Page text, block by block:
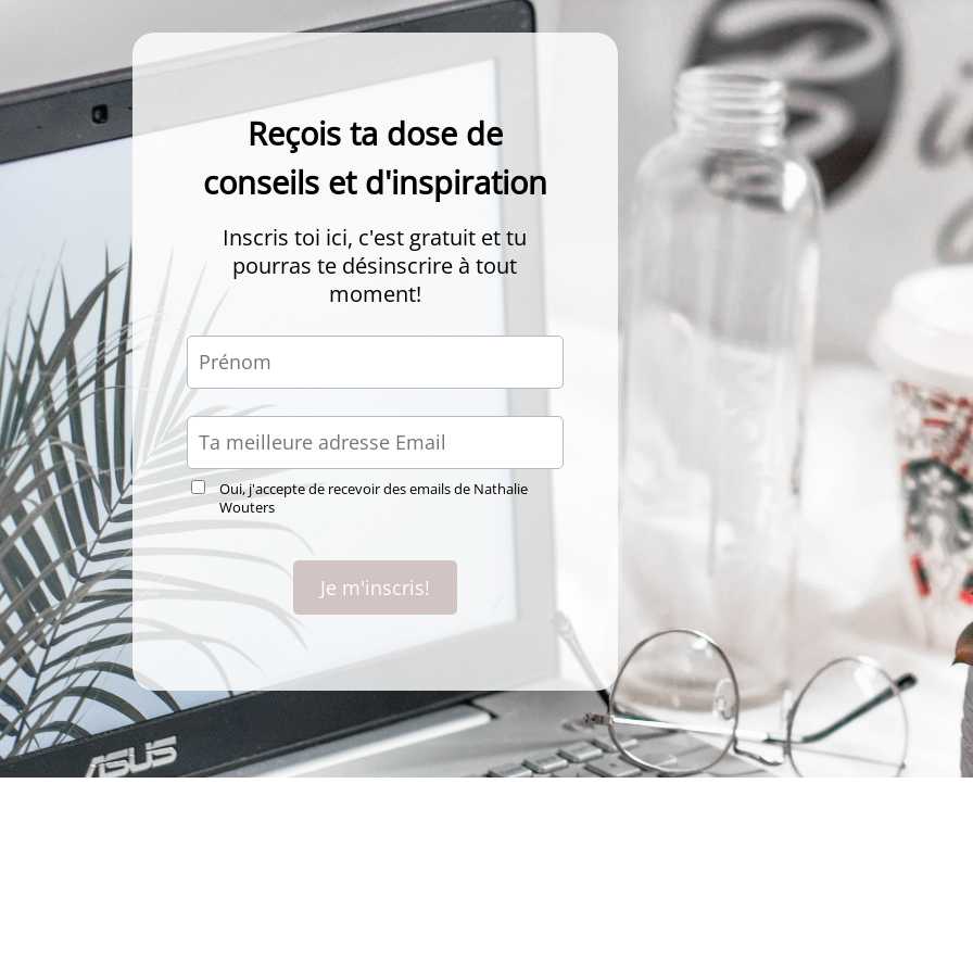
Reçois ta dose de
conseils et d'inspiration
Inscris toi ici, c'est gratuit et tu
pourras te désinscrire à tout
moment!
Oui, j'accepte de recevoir des emails de Nathalie
Wouters
Je m'inscris!